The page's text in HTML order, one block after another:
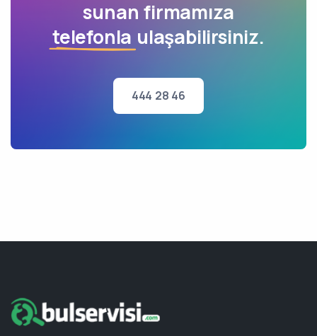
sunan firmamıza
telefonla ulaşabilirsiniz.
444 28 46